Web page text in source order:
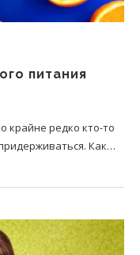
питания
крайне редко кто-то
Как…